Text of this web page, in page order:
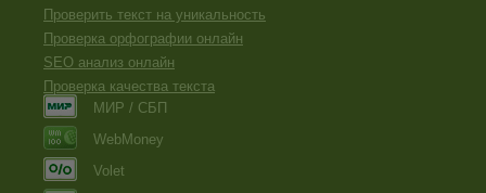
Проверить текст на уникальность
Проверка орфографии онлайн
SEO анализ онлайн
Проверка качества текста
МИР / СБП
WebMoney
Volet